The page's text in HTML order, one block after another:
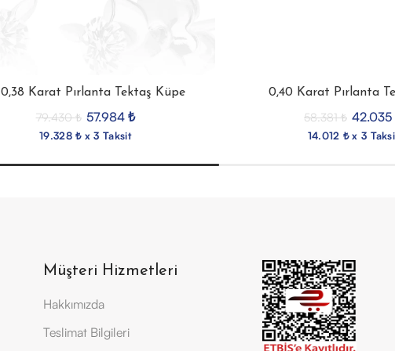
0,38 Karat Pırlanta Tektaş Küpe
79.430₺ 57.984 ₺
19.328 ₺ x 3 Taksit
0,40 Karat Pırlanta
58.381₺ 42.035
14.012 ₺ x 3
Müşteri Hizmetleri
Hakkımızda
Teslimat Bilgileri